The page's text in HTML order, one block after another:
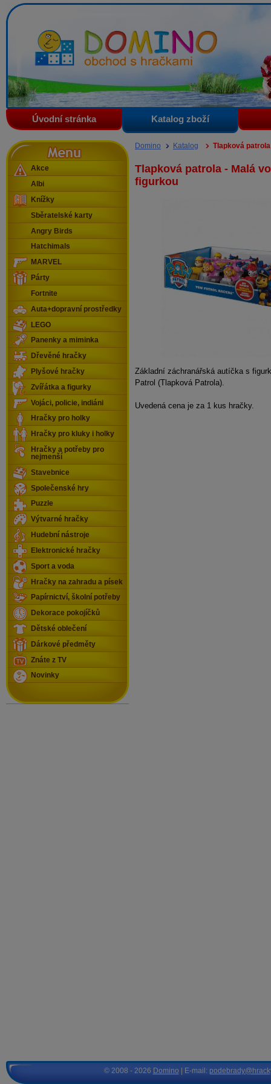
Domino - obchod s hračkami
Úvodní stránka Katalog zboží
Domino Katalog Tlapková
Tlapková patrola - Malá
figurkou
Základní záchranářská autíčka s
Patrol (Tlapková Patrola).
Uvedená cena je za 1 kus hračky.
Menu
Akce
Albi
Knížky
Sběratelské karty
Angry Birds
Hatchimals
MARVEL
Párty
Fortnite
Auta+dopravní prostředky
LEGO
Panenky a miminka
Dřevěné hračky
Plyšové hračky
Zvířátka a figurky
Vojáci, policie, indiáni
Hračky pro holky
Hračky pro kluky i holky
Hračky a potřeby pro
nejmenší
Stavebnice
Společenské hry
Puzzle
Výtvarné hračky
Hudební nástroje
Elektronické hračky
Sport a voda
Hračky na zahradu a písek
Papírnictví, školní potřeby
Dekorace pokojíčků
Dětské oblečení
Dárkové předměty
Znáte z TV
Novinky
© 2008 - 2026 Domino | E-mail: